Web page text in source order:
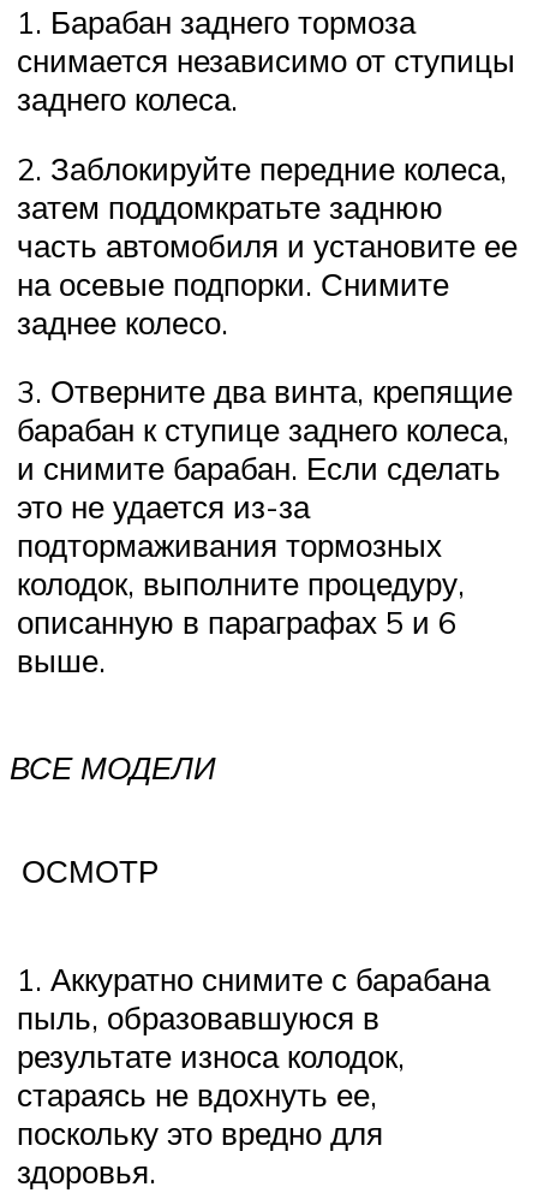
1. Барабан заднего тормоза
снимается независимо от ступицы
заднего колеса.
2. Заблокируйте передние колеса,
затем поддомкратьте заднюю
часть автомобиля и установите ее
на осевые подпорки. Снимите
заднее колесо.
3. Отверните два винта, крепящие
барабан к ступице заднего колеса,
и снимите барабан. Если сделать
это не удается из-за
подтормаживания тормозных
колодок, выполните процедуру,
описанную в параграфах 5 и 6
выше.
ВСЕ МОДЕЛИ
ОСМОТР
1. Аккуратно снимите с барабана
пыль, образовавшуюся в
результате износа колодок,
стараясь не вдохнуть ее,
поскольку это вредно для
здоровья.